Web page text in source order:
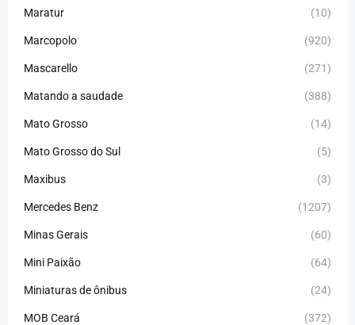
Maratur (10)
Marcopolo (920)
Mascarello (271)
Matando a saudade (388)
Mato Grosso (14)
Mato Grosso do Sul (5)
Maxibus (3)
Mercedes Benz (1207)
Minas Gerais (60)
Mini Paixão (64)
Miniaturas de ônibus (24)
MOB Ceará (372)